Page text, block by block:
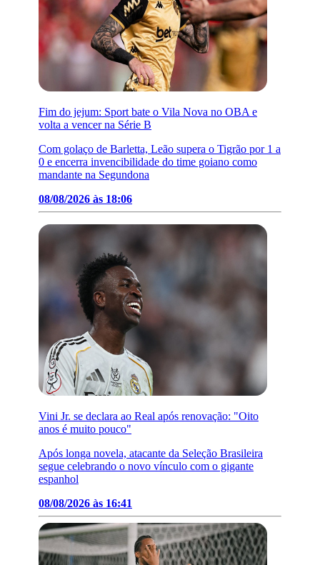
Fim do jejum: Sport bate o Vila Nova no OBA e
volta a vencer na Série B
Com golaço de Barletta, Leão supera o Tigrão por 1 a
0 e encerra invencibilidade do time goiano como
mandante na Segundona
08/08/2026 às 18:06
Vini Jr. se declara ao Real após renovação: "Oito
anos é muito pouco"
Após longa novela, atacante da Seleção Brasileira
segue celebrando o novo vínculo com o gigante
espanhol
08/08/2026 às 16:41